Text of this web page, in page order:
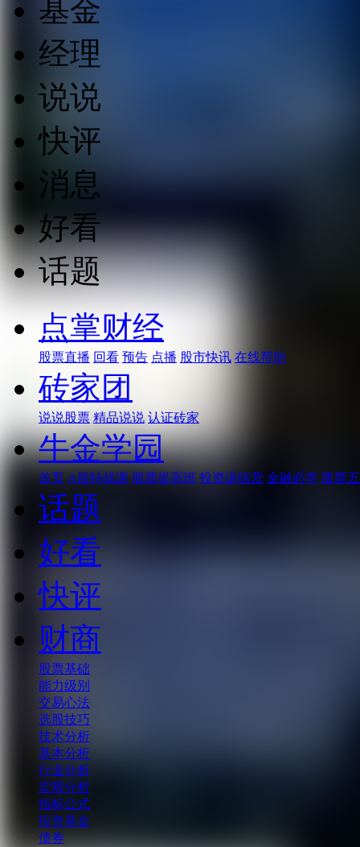
基金
经理
说说
快评
消息
好看
话题
点掌财经
股票直播 回看 预告 点播 股市快讯 在线帮助
砖家团
说说股票 精品说说 认证砖家
牛金学园
首页 A股特战课 股票提高班 投资训练营 金融必学 股票
话题
好看
快评
财商
股票基础
能力级别
交易心法
选股技巧
技术分析
基本分析
行业分析
宏观分析
指标公式
投资基金
债券